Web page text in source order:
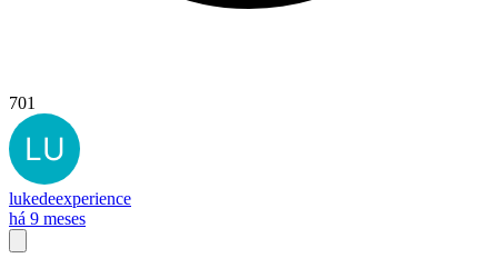
701
lukedeexperience
há 9 meses